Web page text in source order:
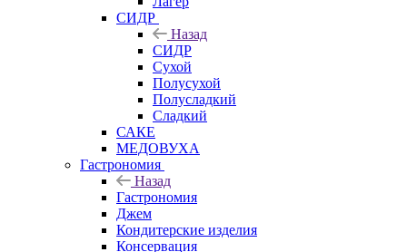
СИДР
Назад
СИДР
Сухой
Полусухой
Полусладкий
Сладкий
САКЕ
МЕДОВУХА
Гастрономия
Назад
Гастрономия
Джем
Кондитерские изделия
Консервация